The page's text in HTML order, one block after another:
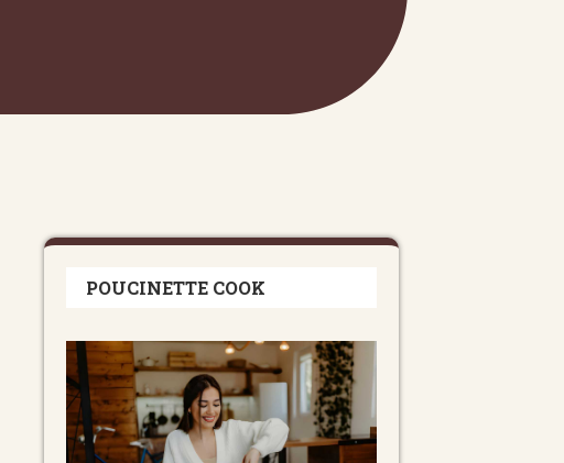
POUCINETTE COOK